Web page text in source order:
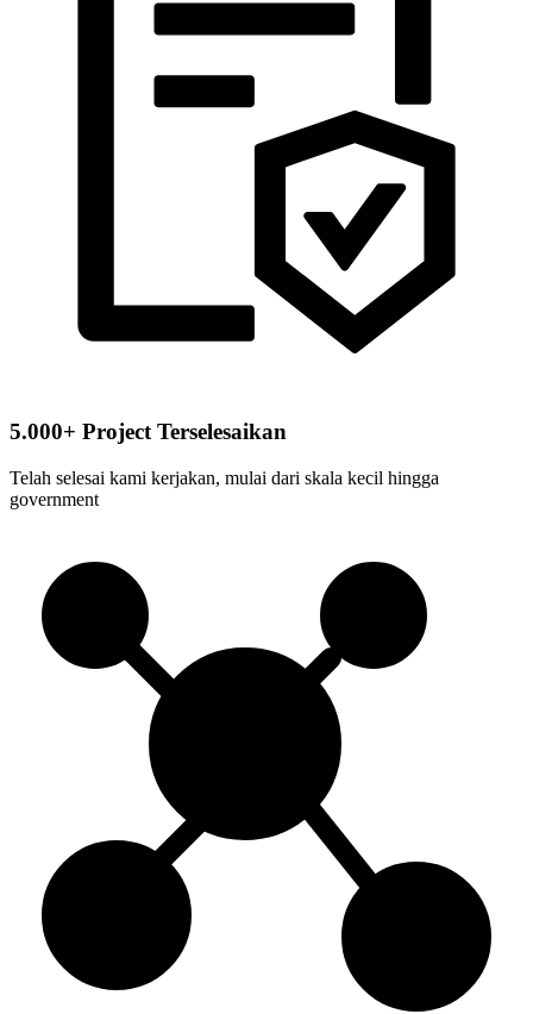
5.000+ Project Terselesaikan
Telah selesai kami kerjakan, mulai dari skala kecil hingga
government